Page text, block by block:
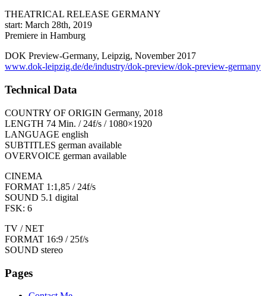
THEATRICAL RELEASE GERMANY
start: March 28th, 2019
Premiere in Hamburg
DOK Preview-Germany, Leipzig, November 2017
www.dok-leipzig.de/de/industry/dok-preview/dok-preview-germany
Technical Data
COUNTRY OF ORIGIN Germany, 2018
LENGTH 74 Min. / 24f/s / 1080×1920
LANGUAGE english
SUBTITLES german available
OVERVOICE german available
CINEMA
FORMAT 1:1,85 / 24f/s
SOUND 5.1 digital
FSK: 6
TV / NET
FORMAT 16:9 / 25f/s
SOUND stereo
Pages